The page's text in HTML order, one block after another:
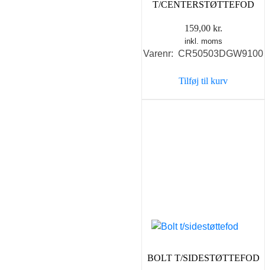
T/CENTERSTØTTEFOD
159,00 kr.
inkl. moms
Varenr: CR50503DGW9100
Tilføj til kurv
BOLT T/SIDESTØTTEFOD